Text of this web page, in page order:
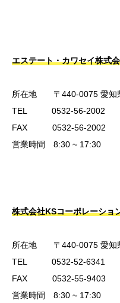
エステート・カワセイ株式
所在地 〒440-0075 愛知
TEL 0532-56-2002
FAX 0532-56-2002
営業時間 8:30 ~ 17:30
株式会社KSコーポレーショ
所在地 〒440-0075 愛知
TEL 0532-52-6341
FAX 0532-55-9403
営業時間 8:30 ~ 17:30